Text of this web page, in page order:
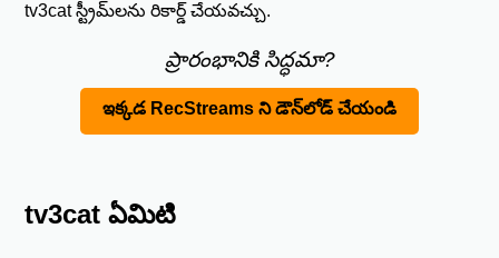
tv3cat స్ట్రీమ్‌లను రికార్డ్ చేయవచ్చు.
ప్రారంభానికి సిద్ధమా?
ఇక్కడ RecStreams ని డౌన్‌లోడ్ చేయండి
tv3cat ఏమిటి